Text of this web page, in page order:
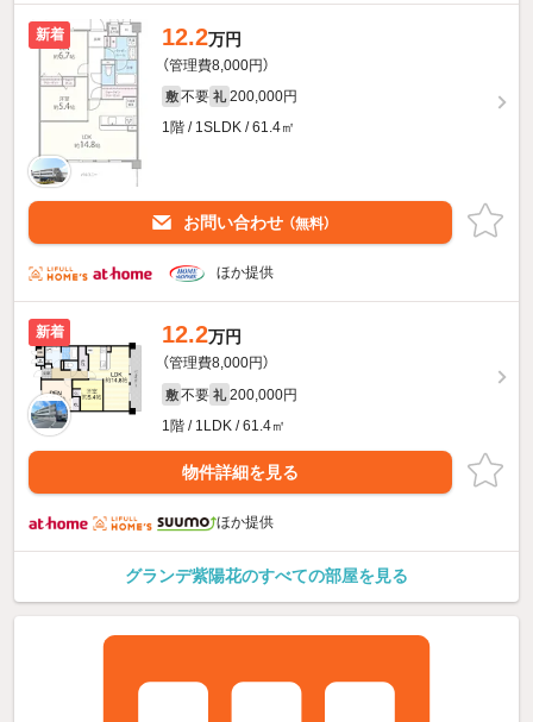
新着 12.2万円
（管理費8,000円）
敷 不要 礼 200,000円
1階 / 1SLDK / 61.4㎡
お問い合わせ （無料）
ほか提供
新着 12.2万円
（管理費8,000円）
敷 不要 礼 200,000円
1階 / 1LDK / 61.4㎡
物件詳細を見る
ほか提供
グランデ紫陽花のすべての部屋を見る